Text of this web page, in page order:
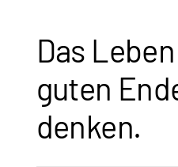
Das
guten
denken.